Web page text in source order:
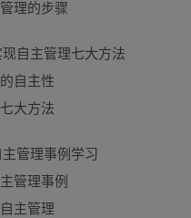
理的步骤
自主管理七大方法
自主性
大方法
管理事例学习
管理事例
主管理